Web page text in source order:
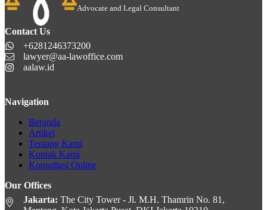
Advocate and Legal Consultant
Contact Us
+6281246373200
lawyer@aa-lawoffice.com
aalaw.id
Navigation
Beranda
Artikel
Tentang Kami
Kontak Kami
Konsultasi Online
Our Offices
Jakarta: The City Tower - Jl. M.H. Thamrin No. 81,